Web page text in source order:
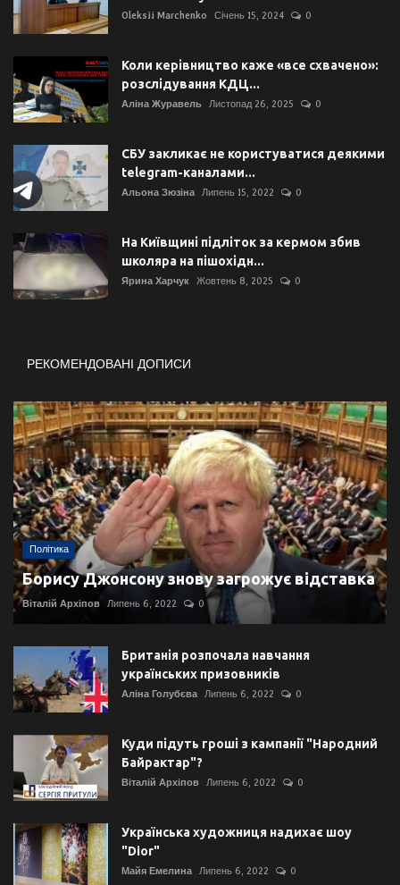
Oleksii Marchenko Січень 15, 2024 0
Коли керівництво каже «все схвачено»:
розслідування КДЦ...
Аліна Журавель Листопад 26, 2025 0
СБУ закликає не користуватися деякими
telegram-каналами...
Альона Зюзіна Липень 15, 2022 0
На Київщині підліток за кермом збив
школяра на пішохідн...
Ярина Харчук Жовтень 8, 2025 0
РЕКОМЕНДОВАНІ ДОПИСИ
Політика
Борису Джонсону знову загрожує відставка
Віталій Архіпов Липень 6, 2022 0
Британія розпочала навчання
українських призовників
Аліна Голубєва Липень 6, 2022 0
Куди підуть гроші з кампанії "Народний
Байрактар"?
Віталій Архіпов Липень 6, 2022 0
Українська художниця надихає шоу
"Dior"
Майя Емелина Липень 6, 2022 0